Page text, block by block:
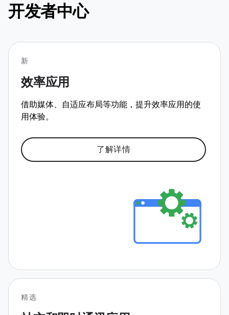
开发者中心
新
效率应用
借助媒体、自适应布局等功能，提升效率应用的使
用体验。
了解详情
精选